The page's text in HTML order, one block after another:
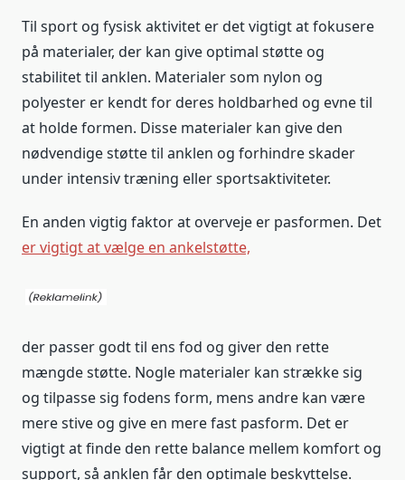
Til sport og fysisk aktivitet er det vigtigt at fokusere
på materialer, der kan give optimal støtte og
stabilitet til anklen. Materialer som nylon og
polyester er kendt for deres holdbarhed og evne til
at holde formen. Disse materialer kan give den
nødvendige støtte til anklen og forhindre skader
under intensiv træning eller sportsaktiviteter.
En anden vigtig faktor at overveje er pasformen. Det
er vigtigt at vælge en ankelstøtte,
der passer godt til ens fod og giver den rette
mængde støtte. Nogle materialer kan strække sig
og tilpasse sig fodens form, mens andre kan være
mere stive og give en mere fast pasform. Det er
vigtigt at finde den rette balance mellem komfort og
support, så anklen får den optimale beskyttelse.